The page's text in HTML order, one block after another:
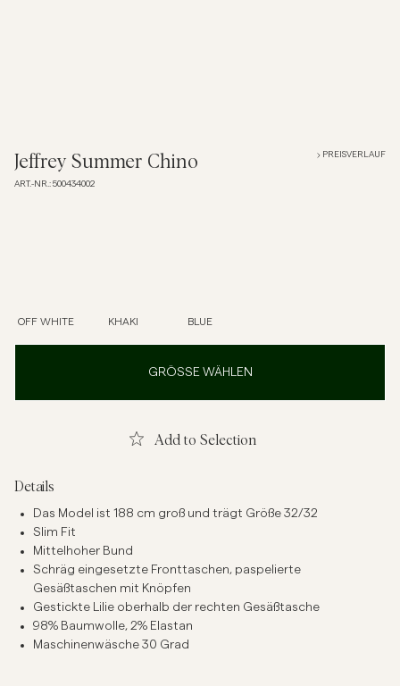
Hemden
T-Shirts
Unterwäsche
Jeffrey Summer Chino
ART.-NR.: 500434002
PREISVERLAUF
OFF WHITE KHAKI BLUE
GRÖSSE WÄHLEN
Add to Selection
Details
Das Model ist 188 cm groß und trägt Größe 32/32
Slim Fit
Mittelhoher Bund
Schräg eingesetzte Fronttaschen, paspelierte
Gesäßtaschen mit Knöpfen
Gestickte Lilie oberhalb der rechten Gesäßtasche
98% Baumwolle, 2% Elastan
Maschinenwäsche 30 Grad